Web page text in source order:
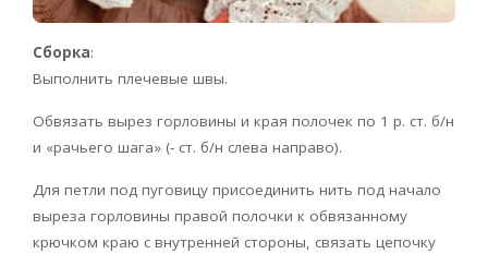
Сборка:
Выполнить плечевые швы.
Обвязать вырез горловины и края полочек по 1 р. ст. б/н
и «рачьего шага» (- ст. б/н слева направо).
Для петли под пуговицу присоединить нить под начало
выреза горловины правой полочки к обвязанному
крючком краю с внутренней стороны, связать цепочку